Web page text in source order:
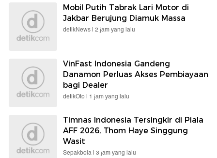
Mobil Putih Tabrak Lari Motor di
Jakbar Berujung Diamuk Massa
detikNews | 2 jam yang lalu
VinFast Indonesia Gandeng
Danamon Perluas Akses Pembiayaan
bagi Dealer
detikOto | 1 jam yang lalu
Timnas Indonesia Tersingkir di Piala
AFF 2026, Thom Haye Singgung
Wasit
Sepakbola | 3 jam yang lalu